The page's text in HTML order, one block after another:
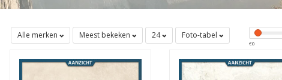
Alle merken Meest bekeken 24 Foto-tabel
€0